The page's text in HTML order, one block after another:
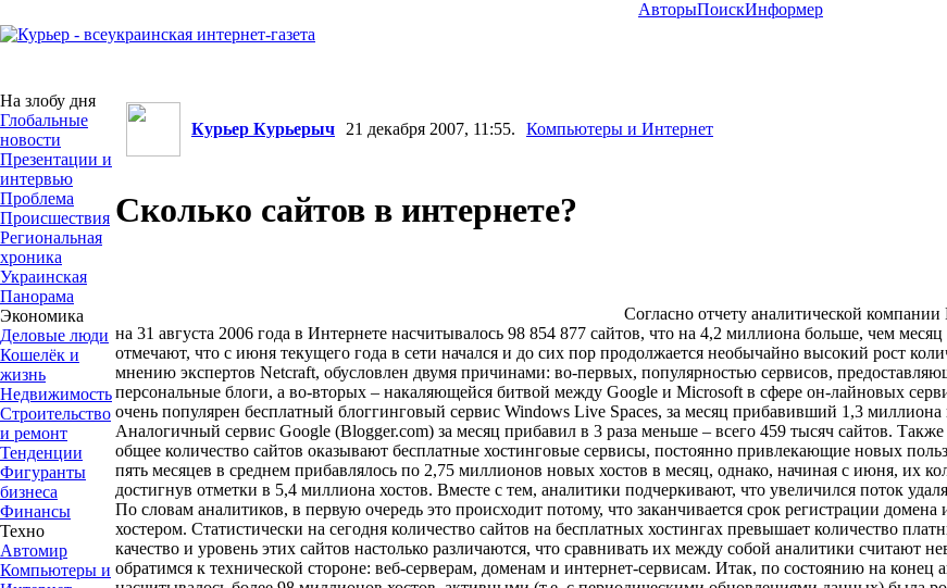
АвторыПоискИнформер
На злобу дня
Глобальные
новости
Презентации и
интервью
Проблема
Происшествия
Региональная
хроника
Украинская
Панорама
Экономика
Деловые люди
Кошелёк и
жизнь
Недвижимость
Строительство
и ремонт
Тенденции
Фигуранты
бизнеса
Финансы
Техно
Автомир
Компьютеры и
Курьер Курьерыч 21 декабря 2007, 11:55. Компьютеры и Интернет
Сколько сайтов в интернете?
Согласно отчету аналитической
на 31 августа 2006 года в Интернете насчитывалось 98 854 877 сайтов, что на 4,2 миллиона больше, чем
отмечают, что с июня текущего года в сети начался и до сих пор продолжается необычайно высокий рост
мнению экспертов Netcraft, обусловлен двумя причинами: во-первых, популярностью сервисов,
персональные блоги, а во-вторых – накаляющейся битвой между Google и Microsoft в сфере он-лайновых
очень популярен бесплатный блоггинговый сервис Windows Live Spaces, за месяц прибавивший 1,3 миллиона
Аналогичный сервис Google (Blogger.com) за месяц прибавил в 3 раза меньше – всего 459 тысяч сайтов. Также
общее количество сайтов оказывают бесплатные хостинговые сервисы, постоянно привлекающие новых
пять месяцев в среднем прибавлялось по 2,75 миллионов новых хостов в месяц, однако, начиная с июня, их
достигнув отметки в 5,4 миллиона хостов. Вместе с тем, аналитики подчеркивают, что увеличился поток
По словам аналитиков, в первую очередь это происходит потому, что заканчивается срок регистрации домена
хостером. Статистически на сегодня количество сайтов на бесплатных хостингах превышает количество
качество и уровень этих сайтов настолько различаются, что сравнивать их между собой аналитики считают
обратимся к технической стороне: веб-серверам, доменам и интернет-сервисам. Итак, по состоянию на конец